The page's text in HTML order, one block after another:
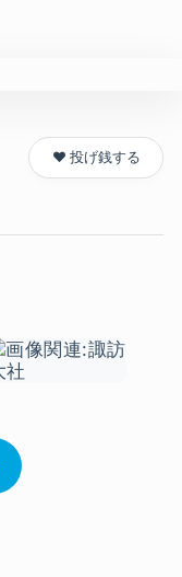
❤️ 投げ銭する